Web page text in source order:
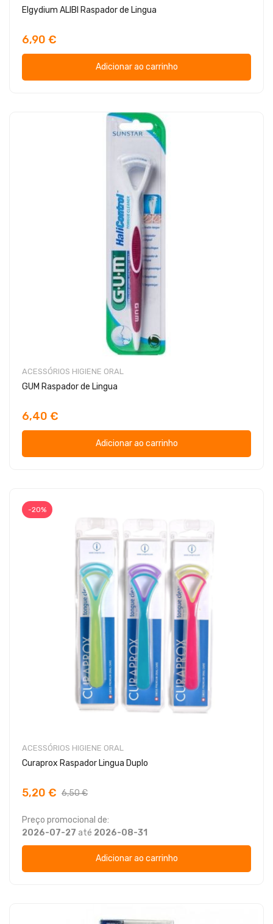
Elgydium ALIBI Raspador de Lingua
6,90 €
Adicionar ao carrinho
ACESSÓRIOS HIGIENE ORAL
GUM Raspador de Lingua
6,40 €
Adicionar ao carrinho
-20%
ACESSÓRIOS HIGIENE ORAL
Curaprox Raspador Lingua Duplo
5,20 € 6,50 €
Preço promocional de:
2026-07-27 até 2026-08-31
Adicionar ao carrinho